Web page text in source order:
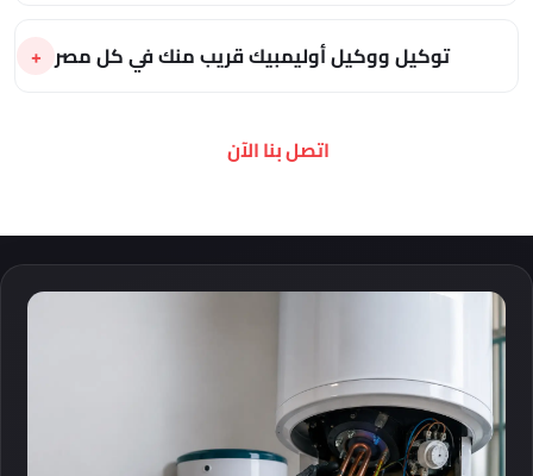
توكيل ووكيل أوليمبيك قريب منك في كل مصر
اتصل بنا الآن